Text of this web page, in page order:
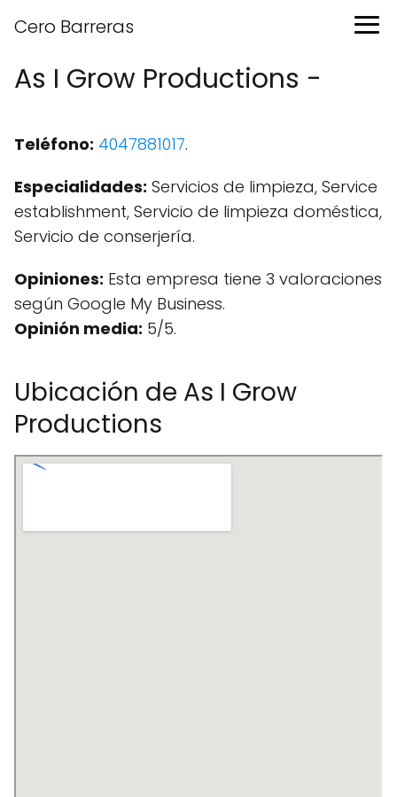
Cero Barreras
As I Grow Productions -
Teléfono: 4047881017.
Especialidades: Servicios de limpieza, Service
establishment, Servicio de limpieza doméstica,
Servicio de conserjería.
Opiniones: Esta empresa tiene 3 valoraciones
según Google My Business.
Opinión media: 5/5.
Ubicación de As I Grow
Productions